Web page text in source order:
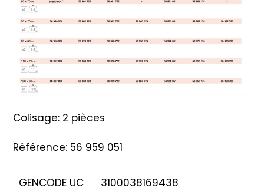
Colisage: 2 pièces
Référence: 56 959 051
GENCODE UC 3100038169438